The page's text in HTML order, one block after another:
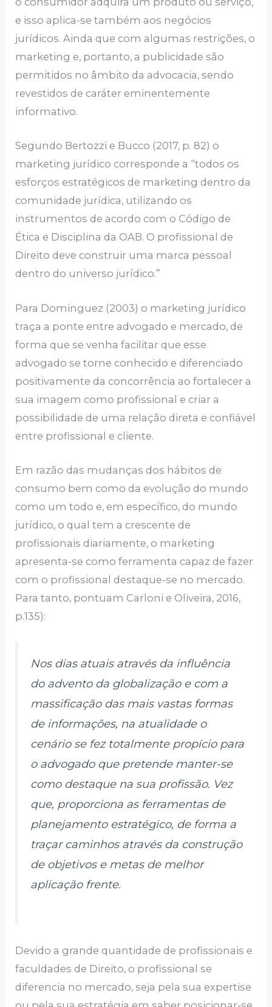
e isso aplica-se também aos negócios
jurídicos. Ainda que com algumas restrições, o
marketing e, portanto, a publicidade são
permitidos no âmbito da advocacia, sendo
revestidos de caráter eminentemente
informativo.
Segundo Bertozzi e Bucco (2017, p. 82) o
marketing jurídico corresponde a “todos os
esforços estratégicos de marketing dentro da
comunidade jurídica, utilizando os
instrumentos de acordo com o Código de
Ética e Disciplina da OAB. O profissional de
Direito deve construir uma marca pessoal
dentro do universo jurídico.”
Para Dominguez (2003) o marketing jurídico
traça a ponte entre advogado e mercado, de
forma que se venha facilitar que esse
advogado se torne conhecido e diferenciado
positivamente da concorrência ao fortalecer a
sua imagem como profissional e criar a
possibilidade de uma relação direta e confiável
entre profissional e cliente.
Em razão das mudanças dos hábitos de
consumo bem como da evolução do mundo
como um todo e, em específico, do mundo
jurídico, o qual tem a crescente de
profissionais diariamente, o marketing
apresenta-se como ferramenta capaz de fazer
com o profissional destaque-se no mercado.
Para tanto, pontuam Carloni e Oliveira, 2016,
p.135):
Nos dias atuais através da influência
do advento da globalização e com a
massificação das mais vastas formas
de informações, na atualidade o
cenário se fez totalmente propício para
o advogado que pretende manter-se
como destaque na sua profissão. Vez
que, proporciona as ferramentas de
planejamento estratégico, de forma a
traçar caminhos através da construção
de objetivos e metas de melhor
aplicação frente.
Devido a grande quantidade de profissionais e
faculdades de Direito, o profissional se
diferencia no mercado, seja pela sua expertise